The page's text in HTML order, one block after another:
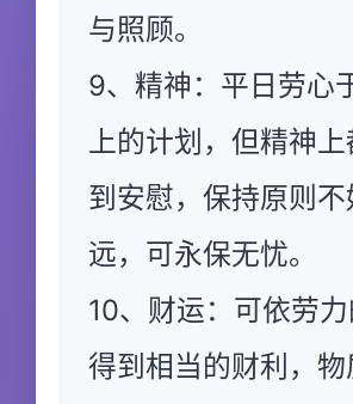
与照顾。
9、精神：平日劳心
上的计划，但精神
到安慰，保持原则
远，可永保无忧。
10、财运：可依劳
得到相当的财利，物